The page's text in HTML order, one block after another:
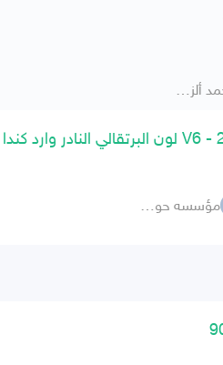
أحمد ألزهراني
مؤسسه حول القارات